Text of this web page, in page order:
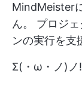
MindMeister
ん。 プロジ
ンの実行を支
Σ(・ω・ノ)ノ!